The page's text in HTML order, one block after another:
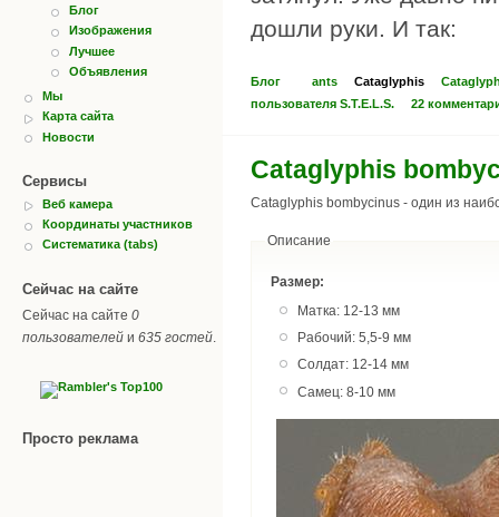
Блог
Изображения
Лучшее
Объявления
Мы
Карта сайта
Новости
Сервисы
Веб камера
Координаты участников
Систематика (tabs)
Сейчас на сайте
Сейчас на сайте 0
пользователей и 635 гостей
Просто реклама
дошли руки. И так:
ants Cataglyphis
Блог
пользователя S.T.E.L.S.
22
Cataglyphis
Cataglyphis bombycinus - один из
Описание
Размер:
Матка: 12-13 мм
Рабочий: 5,5-9 мм
Солдат: 12-14 мм
Самец: 8-10 мм